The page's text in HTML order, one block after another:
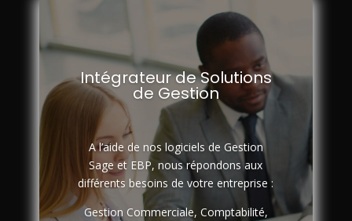
Intégrateur de Solutions
de Gestion
A l’aide de nos logiciels de Gestion
Sage et EBP, nous répondons aux
différents besoins de votre entreprise :
Gestion Commerciale, Comptabilité,